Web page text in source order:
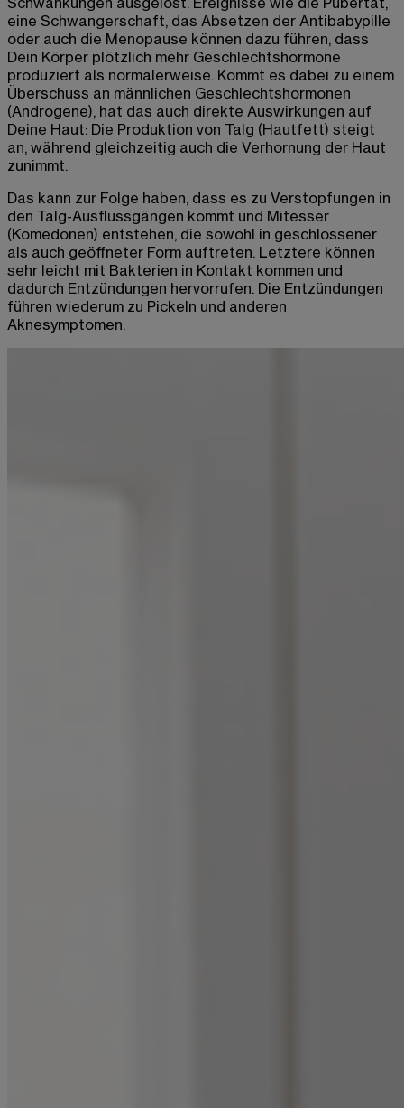
eine Schwangerschaft, das Absetzen der Antibabypille
oder auch die Menopause können dazu führen, dass
Dein Körper plötzlich mehr Geschlechtshormone
produziert als normalerweise. Kommt es dabei zu einem
Überschuss an männlichen Geschlechtshormonen
(Androgene), hat das auch direkte Auswirkungen auf
Deine Haut: Die Produktion von Talg (Hautfett) steigt
an, während gleichzeitig auch die Verhornung der Haut
zunimmt.
Das kann zur Folge haben, dass es zu Verstopfungen in
den Talg-Ausflussgängen kommt und Mitesser
(Komedonen) entstehen, die sowohl in geschlossener
als auch geöffneter Form auftreten. Letztere können
sehr leicht mit Bakterien in Kontakt kommen und
dadurch Entzündungen hervorrufen. Die Entzündungen
führen wiederum zu Pickeln und anderen
Aknesymptomen.